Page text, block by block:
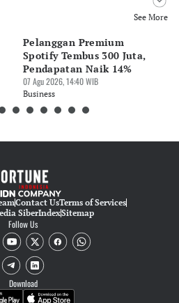
See More
Pelanggan Premium
Spotify Tembus 300 Juta,
Pendapatan Naik 14%
07 Agu 2026, 14:40 WIB
Business
Contact UsTerms of Services
SiberIndexSitemap
Follow Us
Download